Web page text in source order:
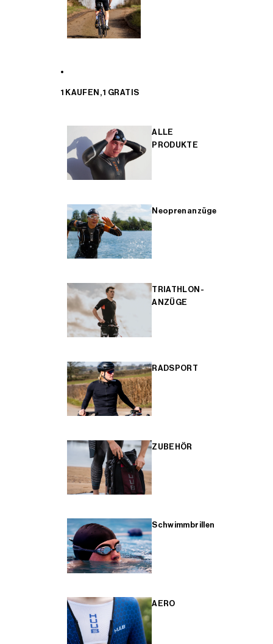
1 KAUFEN, 1 GRATIS
ALLE
PRODUKTE
Neoprenanzüge
TRIATHLON-
ANZÜGE
RADSPORT
ZUBEHÖR
Schwimmbrillen
AERO